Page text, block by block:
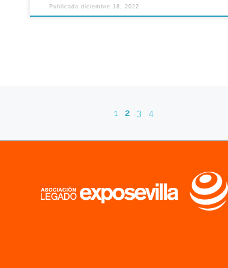
Publicadadiciembre 18, 2022
1 2 3 4